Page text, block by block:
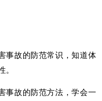
事故的防范常识，知道体
。
事故的防范方法，学会一